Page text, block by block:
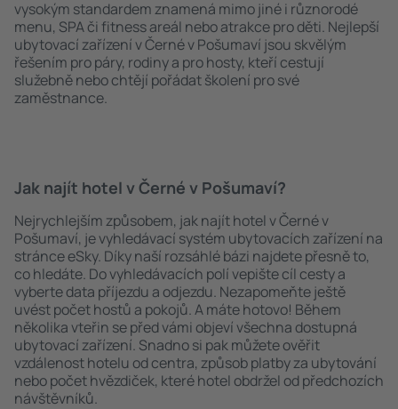
vysokým standardem znamená mimo jiné i různorodé
menu, SPA či fitness areál nebo atrakce pro děti. Nejlepší
ubytovací zařízení v Černé v Pošumaví jsou skvělým
řešením pro páry, rodiny a pro hosty, kteří cestují
služebně nebo chtějí pořádat školení pro své
zaměstnance.
Jak najít hotel v Černé v Pošumaví?
Nejrychlejším způsobem, jak najít hotel v Černé v
Pošumaví, je vyhledávací systém ubytovacích zařízení na
stránce eSky. Díky naší rozsáhlé bázi najdete přesně to,
co hledáte. Do vyhledávacích polí vepište cíl cesty a
vyberte data příjezdu a odjezdu. Nezapomeňte ještě
uvést počet hostů a pokojů. A máte hotovo! Během
několika vteřin se před vámi objeví všechna dostupná
ubytovací zařízení. Snadno si pak můžete ověřit
vzdálenost hotelu od centra, způsob platby za ubytování
nebo počet hvězdiček, které hotel obdržel od předchozích
návštěvníků.